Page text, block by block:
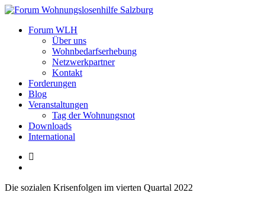
Zum
springen
Forum Wohnungslosenhilfe Salzburg
Forum WLH
Über uns
Wohnbedarfserhebung
Netzwerkpartner
Kontakt
Forderungen
Blog
Veranstaltungen
Tag der Wohnungsnot
Downloads
International
Die sozialen Krisenfolgen im vierten Quartal 2022